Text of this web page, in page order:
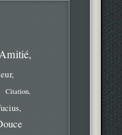
Citation